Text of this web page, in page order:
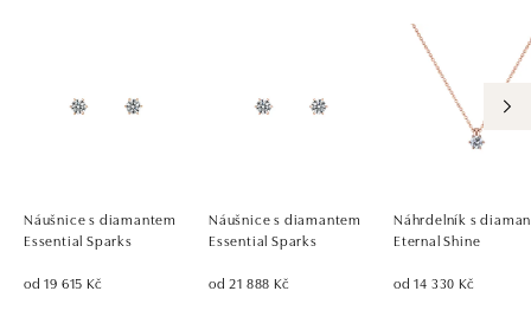
Náušnice s diamantem
Essential Sparks
od 19 615 Kč
Náušnice s diamantem
Essential Sparks
od 21 888 Kč
Náhrdelník s
Eternal Shine
od 14 330 Kč